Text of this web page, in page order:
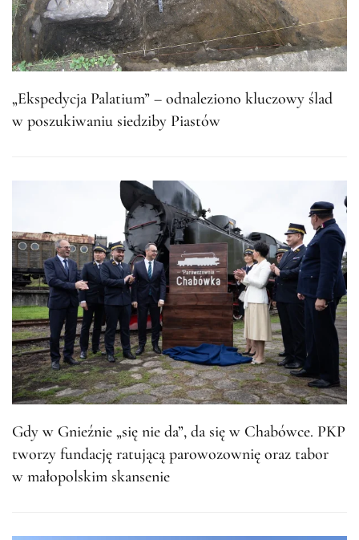
„Ekspedycja Palatium” – odnaleziono kluczowy ślad
w poszukiwaniu siedziby Piastów
Gdy w Gnieźnie „się nie da”, da się w Chabówce. PKP
tworzy fundację ratującą parowozownię oraz tabor
w małopolskim skansenie